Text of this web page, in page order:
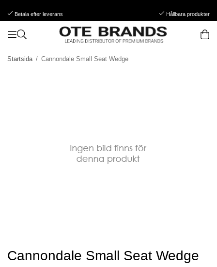
Betala efter leverans Hållbara produkter
Startsida / Cannondale Small Seat Wedge
Cannondale Small Seat Wedge